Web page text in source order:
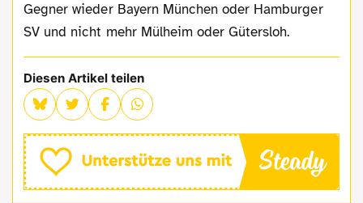
Gegner wieder Bayern München oder Hamburger
SV und nicht mehr Mülheim oder Gütersloh.
Diesen Artikel teilen